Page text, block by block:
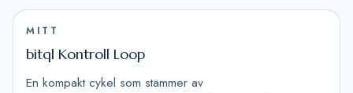
MITT
bitql Kontroll Loop
En kompakt cykel som stämmer av